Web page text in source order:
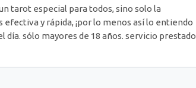
tarot especial para todos, sino solo la
y rápida, ¡por lo menos así lo entiendo
día. sólo mayores de 18 años. servicio prestado